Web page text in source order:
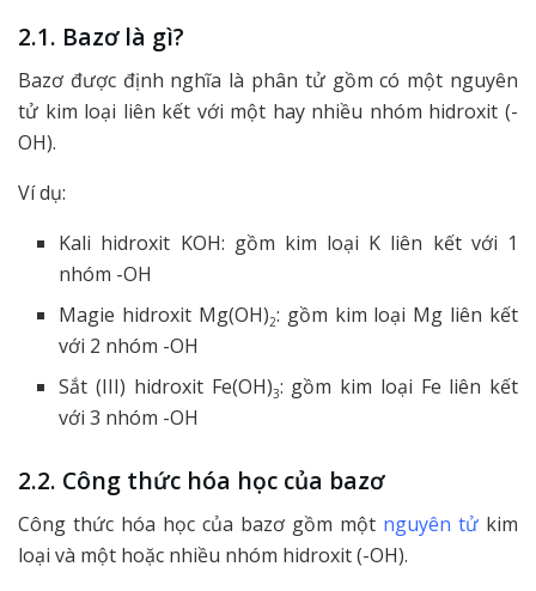
2.1. Bazơ là gì?
Bazơ được định nghĩa là phân tử gồm có một nguyên
tử kim loại liên kết với một hay nhiều nhóm hidroxit (-
OH).
Ví dụ:
Kali hidroxit KOH: gồm kim loại K liên kết với 1
nhóm -OH
Magie hidroxit Mg(OH)2: gồm kim loại Mg liên kết
với 2 nhóm -OH
Sắt (III) hidroxit Fe(OH)3: gồm kim loại Fe liên kết
với 3 nhóm -OH
2.2. Công thức hóa học của bazơ
Công thức hóa học của bazơ gồm một nguyên tử kim
loại và một hoặc nhiều nhóm hidroxit (-OH).